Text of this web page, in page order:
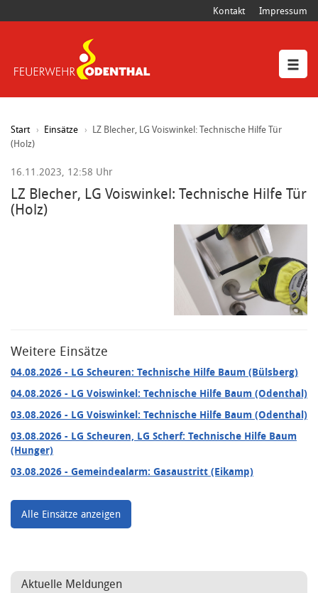
Kontakt Impressum
Start Einsätze
LZ Blecher, LG Voiswinkel: Technische Hilfe Tür
(Holz)
16.11.2023, 12:58 Uhr
LZ Blecher, LG Voiswinkel: Technische Hilfe Tür
(Holz)
Weitere Einsätze
04.08.2026 - LG Scheuren: Technische Hilfe Baum (Bülsberg)
04.08.2026 - LG Voiswinkel: Technische Hilfe Baum (Odenthal)
03.08.2026 - LG Voiswinkel: Technische Hilfe Baum (Odenthal)
03.08.2026 - LG Scheuren, LG Scherf: Technische Hilfe Baum
(Hunger)
03.08.2026 - Gemeindealarm: Gasaustritt (Eikamp)
Alle Einsätze anzeigen
Aktuelle Meldungen